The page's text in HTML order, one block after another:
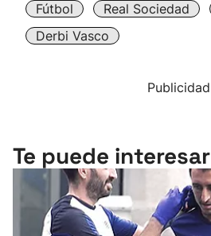
Fútbol Real Sociedad
Derbi Vasco
Publicidad
Te puede interesar